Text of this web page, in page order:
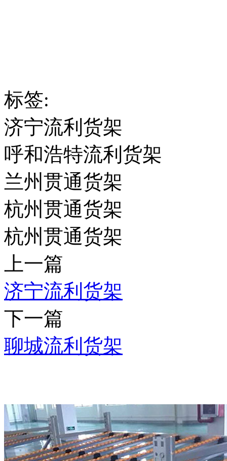
标签:
济宁流利货架
呼和浩特流利货架
兰州贯通货架
杭州贯通货架
杭州贯通货架
上一篇
济宁流利货架
下一篇
聊城流利货架